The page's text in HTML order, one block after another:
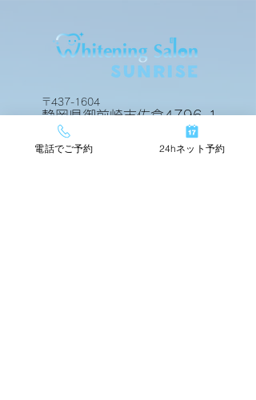
ビフォアーアフター
〒437-1604
静岡県御前崎市佐倉4796-1
24hネットで簡単予約
電話でご予約 24hネット予約